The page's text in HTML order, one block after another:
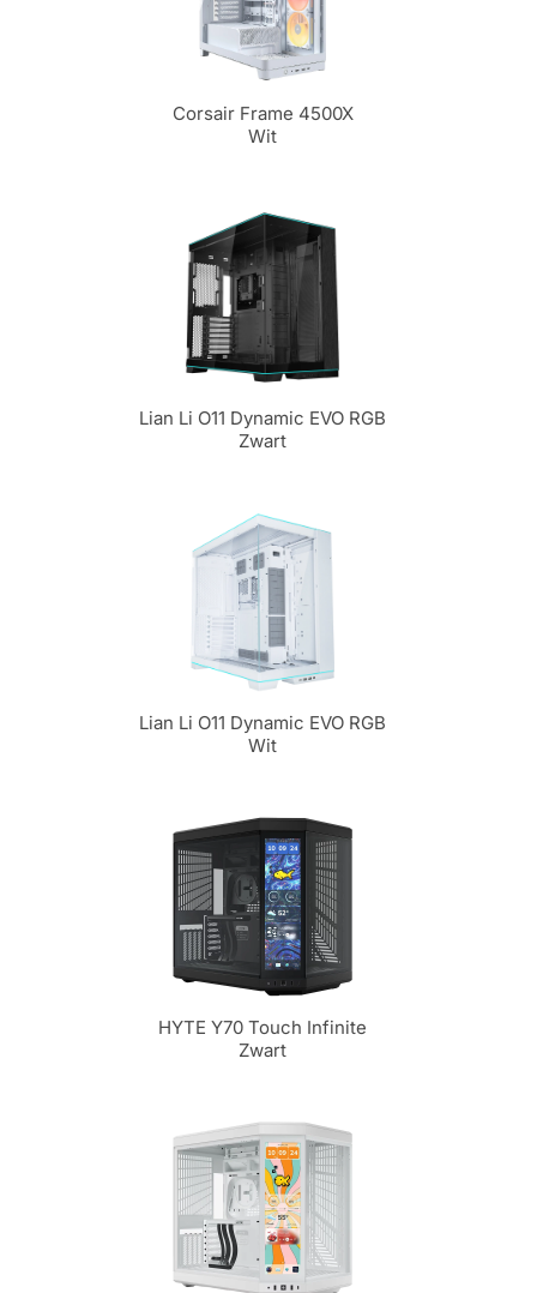
Corsair Frame 4500X
Wit
Lian Li O11 Dynamic EVO RGB
Zwart
Lian Li O11 Dynamic EVO RGB
Wit
HYTE Y70 Touch Infinite
Zwart